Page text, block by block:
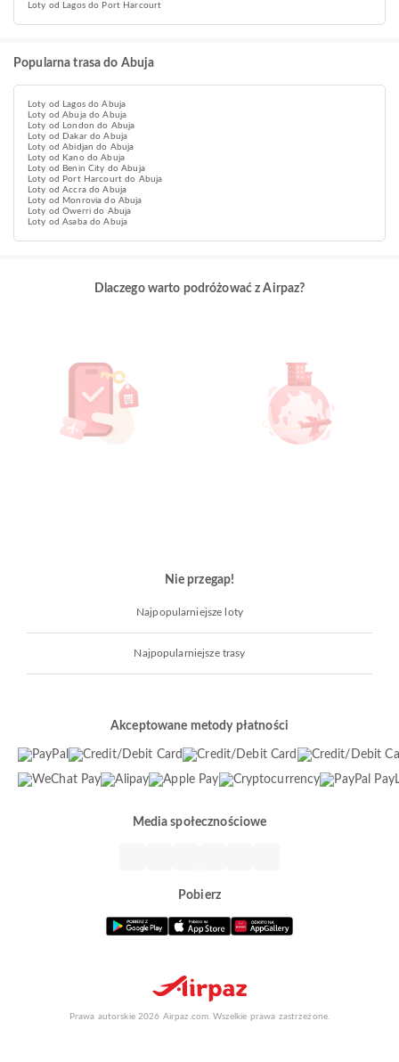
Loty od Lagos do Port Harcourt
Popularna trasa do Abuja
Loty od Lagos do Abuja
Loty od Abuja do Abuja
Loty od London do Abuja
Loty od Dakar do Abuja
Loty od Abidjan do Abuja
Loty od Kano do Abuja
Loty od Benin City do Abuja
Loty od Port Harcourt do Abuja
Loty od Accra do Abuja
Loty od Monrovia do Abuja
Loty od Owerri do Abuja
Loty od Asaba do Abuja
Dlaczego warto podróżować z Airpaz?
Nie przegap!
Najpopularniejsze loty
Najpopularniejsze trasy
Akceptowane metody płatności
Media społecznościowe
Pobierz
Prawa autorskie 2026 Airpaz.com. Wszelkie prawa zastrzeżone.